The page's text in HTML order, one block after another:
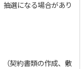
抽選になる場合があり
（契約書類の作成、敷